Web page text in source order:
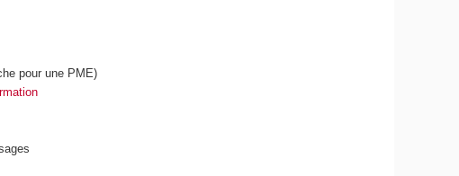
pour une PME)